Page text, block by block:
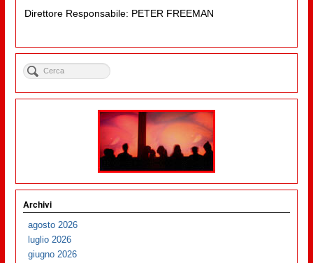
Direttore Responsabile: PETER FREEMAN
Archivi
agosto 2026
luglio 2026
giugno 2026